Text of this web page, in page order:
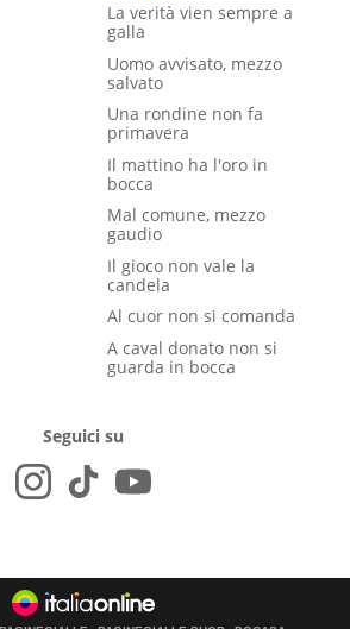
La verità vien sempre a
galla
Uomo avvisato, mezzo
salvato
Una rondine non fa
primavera
Il mattino ha l'oro in
bocca
Mal comune, mezzo
gaudio
Il gioco non vale la
candela
Al cuor non si comanda
A caval donato non si
guarda in bocca
Seguici su